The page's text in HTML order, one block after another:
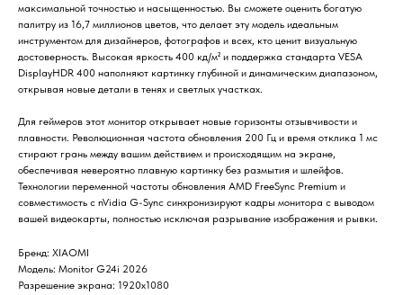
максимальной точностью и насыщенностью. Вы сможете оценить богатую
палитру из 16,7 миллионов цветов, что делает эту модель идеальным
инструментом для дизайнеров, фотографов и всех, кто ценит визуальную
достоверность. Высокая яркость 400 кд/м² и поддержка стандарта VESA
DisplayHDR 400 наполняют картинку глубиной и динамическим диапазоном,
открывая новые детали в тенях и светлых участках.
Для геймеров этот монитор открывает новые горизонты отзывчивости и
плавности. Революционная частота обновления 200 Гц и время отклика 1 мс
стирают грань между вашим действием и происходящим на экране,
обеспечивая невероятно плавную картинку без размытия и шлейфов.
Технологии переменной частоты обновления AMD FreeSync Premium и
совместимость с nVidia G-Sync синхронизируют кадры монитора с выводом
вашей видеокарты, полностью исключая разрывание изображения и рывки.
Бренд: XIAOMI
Модель: Monitor G24i 2026
Разрешение экрана: 1920x1080